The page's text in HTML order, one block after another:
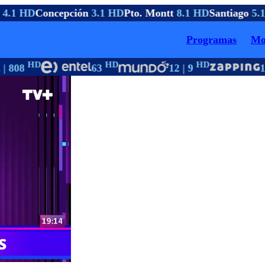
HDConcepción3.1 HDPto. Montt8.1 HDSantiago5.1
Programas
808HD 63HD 12 | 9HD